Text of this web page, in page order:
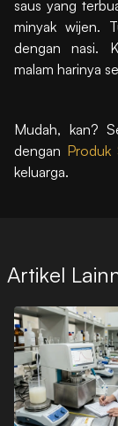
saus yang
minyak wijen.
dengan nasi.
malam harinya
Mudah, kan?
dengan Produk
keluarga.
Artikel